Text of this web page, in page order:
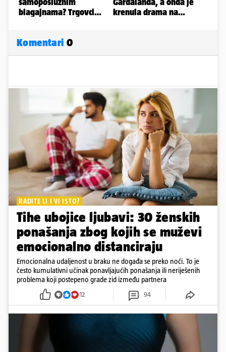
Komentari 0
RADITE LI I VI ISTO?
Tihe ubojice ljubavi: 30 ženskih
ponašanja zbog kojih se muževi
emocionalno distanciraju
Emocionalna udaljenost u braku ne događa se preko noći. To je
često kumulativni učinak ponavljajućih ponašanja ili neriješenih
problema koji postepeno grade zid između partnera
12 94